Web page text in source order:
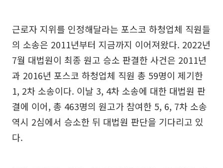
근로자 지위를 인정해달라는 포스코 하청업체 직원들
의 소송은 2011년부터 지금까지 이어져왔다. 2022년
7월 대법원이 최종 원고 승소 판결한 사건은 2011년
과 2016년 포스코 하청업체 직원 총 59명이 제기한
1, 2차 소송이다. 이날 3, 4차 소송에 대한 대법원 판
결에 이어, 총 463명의 원고가 참여한 5, 6, 7차 소송
역시 2심에서 승소한 뒤 대법원 판단을 기다리고 있
다.